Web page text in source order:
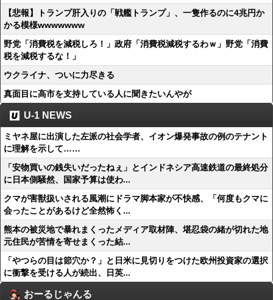
【悲報】トランプ肝入りの「戦艦トランプ」、一隻作るのに4兆円か
かる模様wwwwwww
野党「消費税を減税しろ！」政府「消費税減税するわｗ」野党「消費
税を減税するな！」
ウクライナ、ついに力尽きる
真面目に高市を支持している人に聞きたいんやが
U-1 NEWS
ミヤネ屋に出演した左派の社会学者、イオン爆発事故の例のテナント
に理解を示して……
「安物買いの銭失いだったねぇ」とインドネシア高速鉄道の最終処分
に日本側騒然、国家予算は使わ...
クマが害獣扱いされる風潮にドラマ脚本家が不快感、「何度もクマに
会ったことがあるけど全然怖く...
熊本の被災地で暴れまくったメディア取材陣、堪忍袋の緒が切れた地
元住民が苦情を寄せまくった結...
「やつらの目は節穴か？」と日米に見切りをつけた欧州投資家の選択
に衝撃を受ける人が続出、日英...
おーるじゃんる